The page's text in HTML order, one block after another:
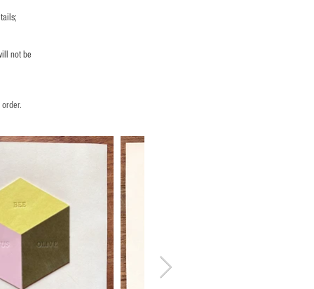
not be